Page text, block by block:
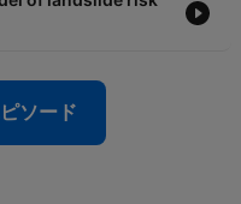
ソード